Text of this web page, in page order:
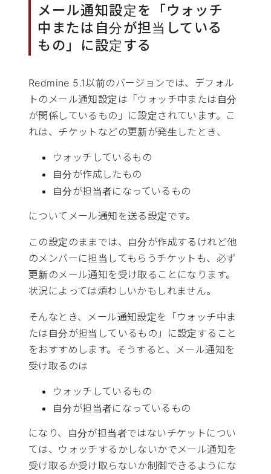
メール通知設定を「ウォッチ
中または自分が担当している
もの」に設定する
Redmine 5.1以前のバージョンでは、デフォル
トのメール通知設定は「ウォッチ中または自分
が関係しているもの」に設定されています。こ
れは、チケットなどの更新が発生したとき、
ウォッチしているもの
自分が作成したもの
自分が担当者になっているもの
についてメール通知を送る設定です。
この設定のままでは、自分が作成するけれど他
のメンバーに担当してもらうチケットも、必ず
更新のメール通知を受け取ることになります。
状況によっては煩わしいかもしれません。
そんなとき、メール通知設定を「ウォッチ中ま
たは自分が担当しているもの」に設定すること
をおすすめします。そうすると、メール通知を
受け取るのは
ウォッチしているもの
自分が担当者になっているもの
になり、自分が担当者ではないチケットについ
ては、ウォッチするかしないかでメール通知を
受け取るか受け取らないか制御できるようにな